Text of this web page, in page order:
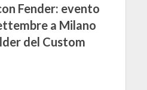
Fender: evento
a Milano
del Custom